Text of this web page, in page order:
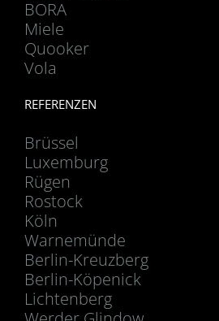
BORA
Miele
Quooker
Vola
REFERENZEN
Brüssel
Luxemburg
Rügen
Rostock
Köln
Warnemünde
Berlin-Kreuzberg
Berlin-Köpenick
Lichtenberg